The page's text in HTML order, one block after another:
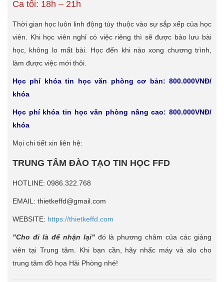
Ca tối: 18h – 21h
Thời gian học luôn linh động tùy thuộc vào sự sắp xếp của học
viên. Khi học viên nghỉ có việc riêng thì sẽ được bảo lưu bài
học, không lo mất bài. Học đến khi nào xong chương trình,
làm được việc mới thôi.
Học phí khóa tin học văn phòng cơ bản: 800.000VNĐ/
khóa
Học phí khóa tin học văn phòng nâng cao: 800.000VNĐ/
khóa
Mọi chi tiết xin liên hệ:
TRUNG TÂM ĐÀO TẠO TIN HỌC FFD
HOTLINE: 0986.322.768
EMAIL: thietkeffd@gmail.com
WEBSITE: https://thietkeffd.com
"Cho đi là để nhận lại"đó là phương châm của các giảng
viên tại Trung tâm. Khi bạn cần, hãy nhấc máy và alo cho
trung tâm đồ họa Hải Phòng nhé!